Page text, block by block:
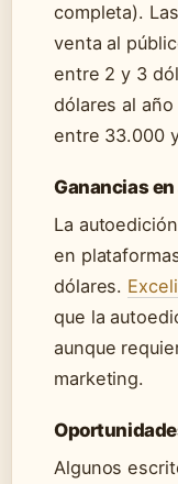
completa).
venta al
entre 2 y 3
dólares al
entre 33.000
Ganancias
La
en
dólares.
que la
aunque
marketing.
Algunos